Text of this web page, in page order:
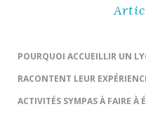
POURQUOI ACCUEILLIR UN
RACONTENT LEUR
ACTIVITÉS SYMPAS À FAIRE À